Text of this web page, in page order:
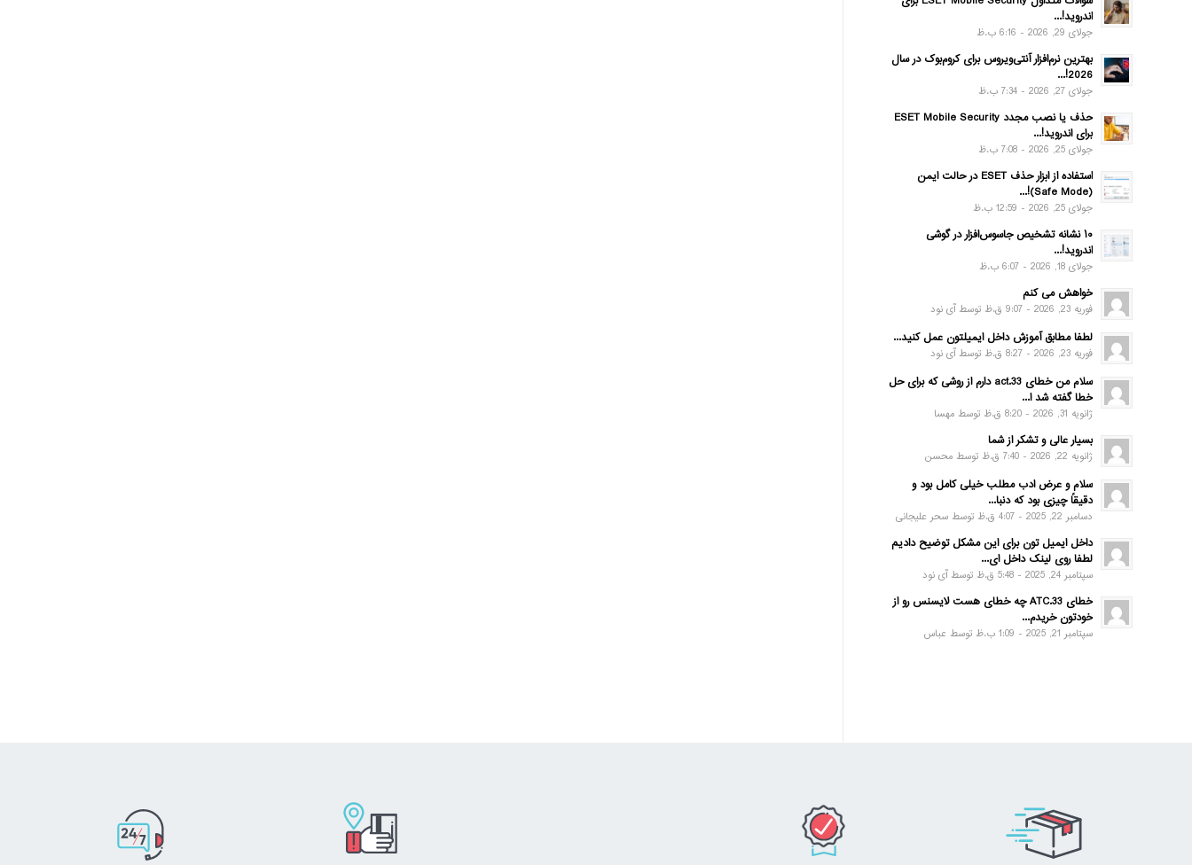
اندروید!...
جولای 29, 2026 - 6:16 ب.ظ
بهترین نرم‌افزار آنتی‌ویروس برای کروم‌بوک در سال
2026!...
جولای 27, 2026 - 7:34 ب.ظ
حذف یا نصب مجدد ESET Mobile Security
برای اندروید!...
جولای 25, 2026 - 7:08 ب.ظ
استفاده از ابزار حذف ESET در حالت ایمن
(Safe Mode)!...
جولای 25, 2026 - 12:59 ب.ظ
۱۰ نشانه تشخیص جاسوس‌افزار در گوشی
اندروید!...
جولای 18, 2026 - 6:07 ب.ظ
خواهش می کنم
فوریه 23, 2026 - 9:07 ق.ظ توسط آی نود
لطفا مطابق آموزش داخل ایمیلتون عمل کنید...
فوریه 23, 2026 - 8:27 ق.ظ توسط آی نود
سلام من خطای act.33 دارم از روشی که برای حل
خطا گفته شد ا...
ژانویه 31, 2026 - 8:20 ق.ظ توسط مهسا
بسیار عالی و تشکر از شما
ژانویه 22, 2026 - 7:40 ق.ظ توسط محسن
سلام و عرض ادب مطلب خیلی کامل بود و
دقیقاً چیزی بود که دنبا...
دسامبر 22, 2025 - 4:07 ق.ظ توسط سحر علیجانی
داخل ایمیل تون برای این مشکل توضیح دادیم
لطفا روی لینک داخل ای...
سپتامبر 24, 2025 - 5:48 ق.ظ توسط آی نود
خطای ATC.33 چه خطای هست لایسنس رو از
خودتون خریدم...
سپتامبر 21, 2025 - 1:09 ب.ظ توسط عباس